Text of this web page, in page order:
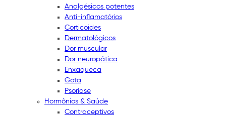
Analgésicos potentes
Anti-inflamatórios
Corticoides
Dermatológicos
Dor muscular
Dor neuropática
Enxaqueca
Gota
Psoríase
Hormônios & Saúde
Contraceptivos